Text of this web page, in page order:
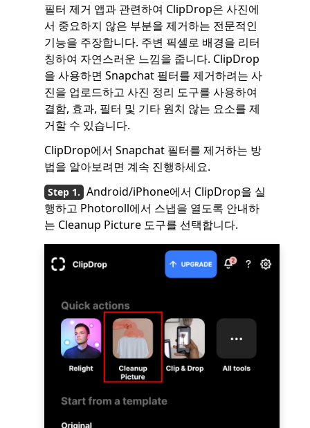
필터 제거 앱과 관련하여 ClipDrop은 사진에
서 중요하지 않은 부분을 제거하는 전문적인
기능을 주장합니다. 주변 픽셀로 배경을 리터
칭하여 자연스러운 느낌을 줍니다. ClipDrop
을 사용하면 Snapchat 필터를 제거하려는 사
진을 업로드하고 사진 정리 도구를 사용하여
결함, 효과, 필터 및 기타 원치 않는 요소를 제
거할 수 있습니다.
ClipDrop에서 Snapchat 필터를 제거하는 방
법을 알아보려면 계속 진행하세요.
Android/iPhone에서 ClipDrop을 실
행하고 Photoroll에서 스냅을 열도록 안내하
는 Cleanup Picture 도구를 선택합니다.